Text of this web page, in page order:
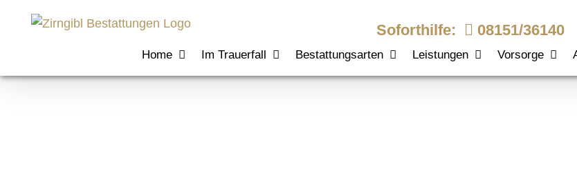
Soforthilfe: 08151/36140
Home Im Trauerfall Bestattungsarten Leistungen Vorsorge